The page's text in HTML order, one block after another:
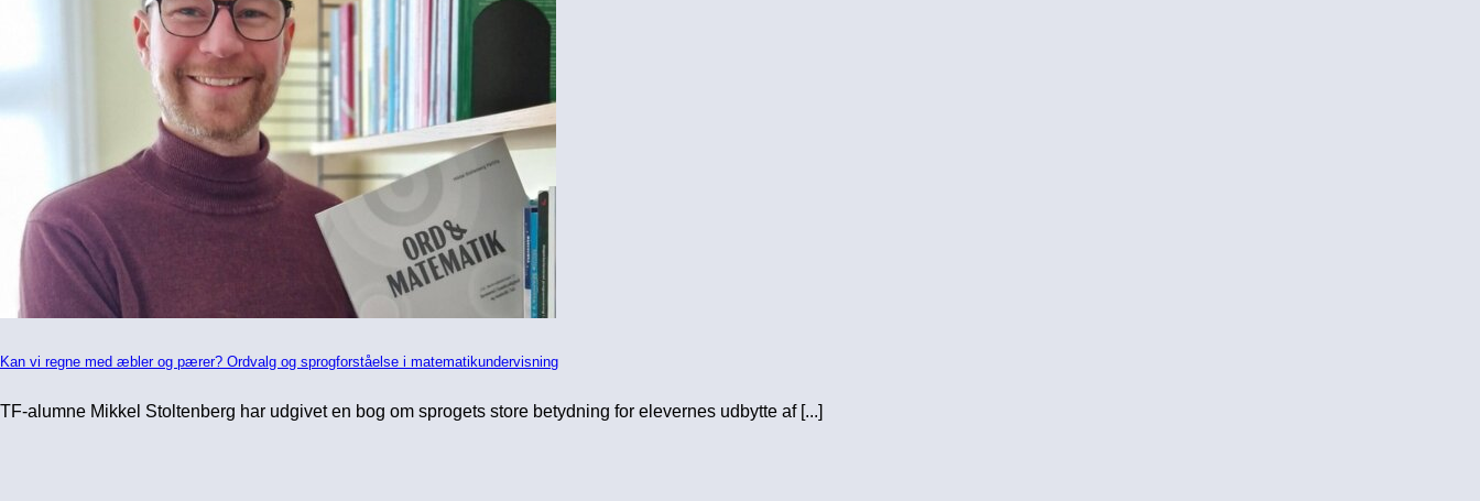
Kan vi regne med æbler og pærer? Ordvalg og sprogforståelse i matematikundervisning
TF-alumne Mikkel Stoltenberg har udgivet en bog om sprogets store betydning for elevernes udbytte af [...]